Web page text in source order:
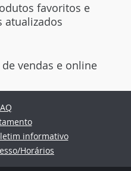
favoritos e
atualizados
vendas e online
informativo
Horários